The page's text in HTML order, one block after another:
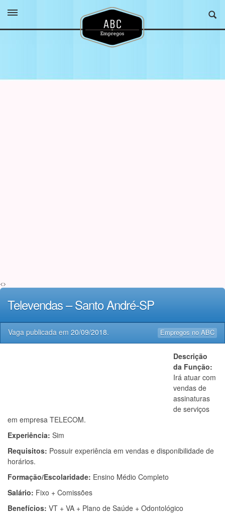
<>
Televendas – Santo André-SP
Empregos no ABC
Vaga publicada em 20/09/2018.
Descrição
da Função:
Irá atuar com
vendas de
assinaturas
de serviços
em empresa TELECOM.
Experiência: Sim
Requisitos: Possuir experiência em vendas e disponibilidade de
horários.
Formação/Escolaridade: Ensino Médio Completo
Salário: Fixo + Comissões
Benefícios: VT + VA + Plano de Saúde + Odontológico